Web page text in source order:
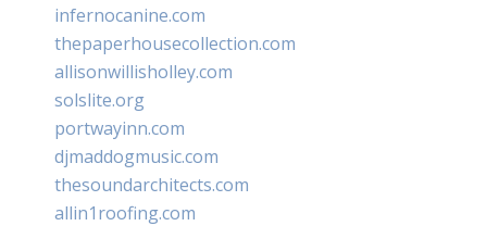
infernocanine.com
thepaperhousecollection.com
allisonwillisholley.com
solslite.org
portwayinn.com
djmaddogmusic.com
thesoundarchitects.com
allin1roofing.com